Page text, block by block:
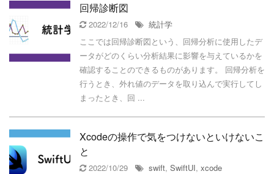
回帰診断図
2022/12/16
統計学
ここでは回帰診断図という、回帰分析に使用したデ
ータがどのくらい分析結果に影響を与えているかを
確認することのできるものがあります。 回帰分析を
行うとき、外れ値のデータを取り込んで実行してし
まったとき、回 ...
Xcodeの操作で気をつけないといけないこ
と
2022/10/29 swift, SwiftUI, xcode